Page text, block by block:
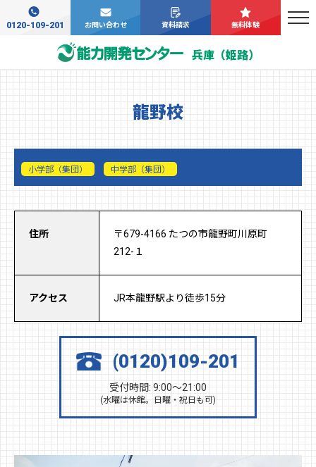
兵庫（姫路）
0120-109-201 お問い合わせ 資料請求 無料体験
龍野校
小学部（集団） 中学部（集団）
住所
〒679-4166 たつの市龍野町川原町
212-１
アクセス JR本龍野駅より徒歩15分
(0120)109-201
受付時間: 9:00～21:00
(水曜は休館。日曜・祝日も可)